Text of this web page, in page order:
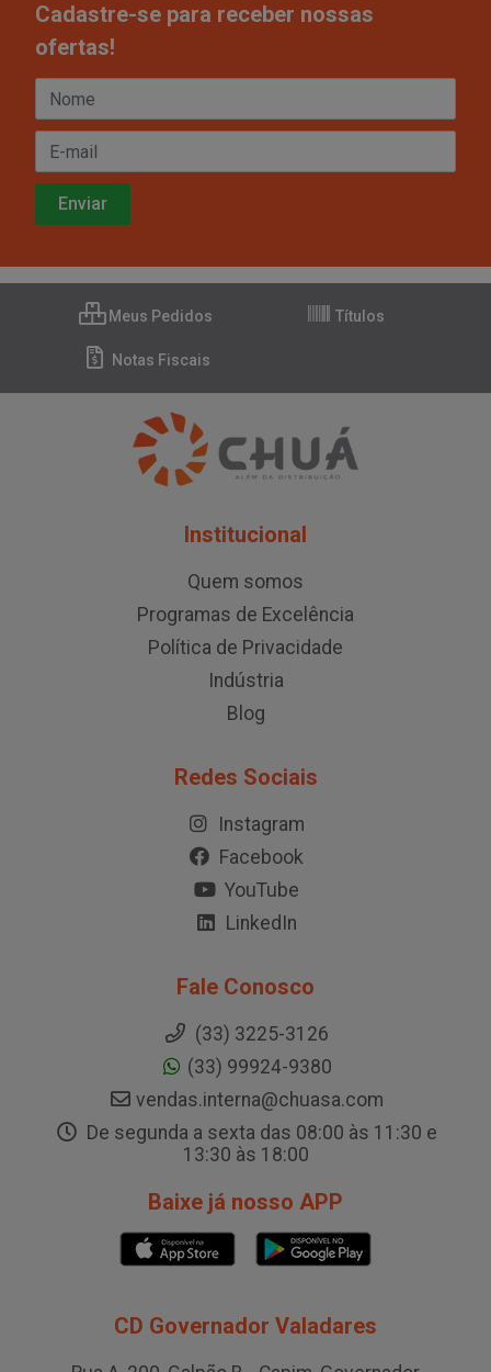
Cadastre-se para receber nossas
ofertas!
Meus Pedidos Títulos
Notas Fiscais
Institucional
Quem somos
Programas de Excelência
Política de Privacidade
Indústria
Blog
Redes Sociais
Instagram
Facebook
YouTube
LinkedIn
Fale Conosco
(33) 3225-3126
(33) 99924-9380
vendas.interna@chuasa.com
De segunda a sexta das 08:00 às 11:30 e
13:30 às 18:00
Baixe já nosso APP
CD Governador Valadares